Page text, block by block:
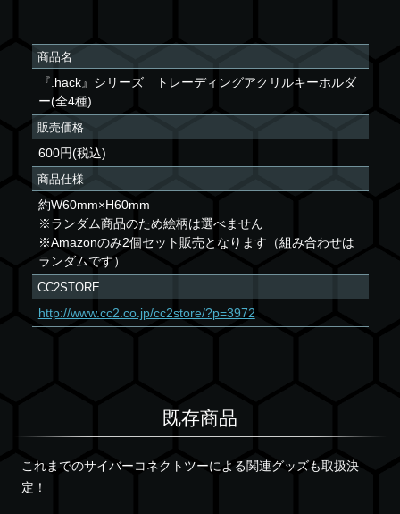
商品名
『.hack』シリーズ トレーディングアクリルキーホルダ
ー(全4種)
販売価格
600円(税込)
商品仕様
約W60mm×H60mm
※ランダム商品のため絵柄は選べません
※Amazonのみ2個セット販売となります（組み合わせは
ランダムです）
CC2STORE
http://www.cc2.co.jp/cc2store/?p=3972
既存商品
これまでのサイバーコネクトツーによる関連グッズも取扱決
定！